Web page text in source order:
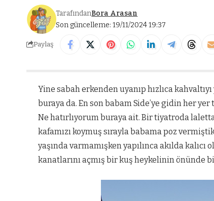
Son güncelleme: 19/11/2024 19:37
TarafındanBora Arasan
Paylaş
Yine sabah erkenden uyanıp hızlıca
buraya da. En son babam Side’ye gidin her
Ne hatırlıyorum buraya ait. Bir tiyatroda
kafamızı koymuş sırayla babama poz
yaşında varmamışken yapılınca akılda
kanatlarını açmış bir kuş heykelinin önünde